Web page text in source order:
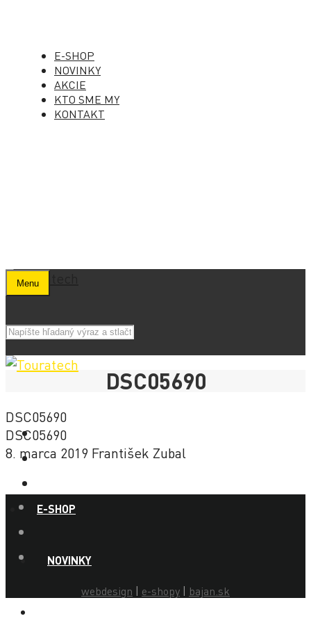
E-SHOP
NOVINKY
AKCIE
KTO SME MY
KONTAKT
Menu
E-SHOP
NOVINKY
DSC05690
DSC05690
DSC05690
8. marca 2019 František Zubal
webdesign | e-shopy | bajan.sk